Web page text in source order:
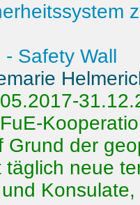
Safety Wall
Grund der
täglich neue